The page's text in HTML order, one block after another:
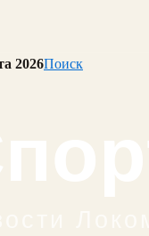
2026Поиск